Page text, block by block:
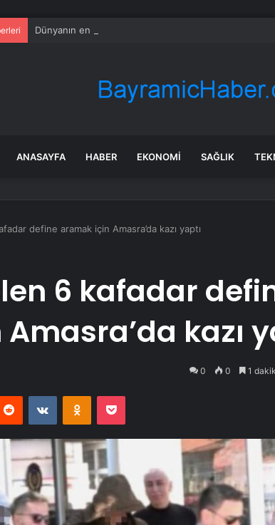
Dünyanın en uzun aktarmasız uçuşunda tarihi rekor:
ANASAYFA HABER EKONOMI SAĞLIK
define aramak için Amasra’da kazı yaptı
6 kafadar
kazı
0 0 1
Reddit VKontakteOdnoklassniki
Pocket